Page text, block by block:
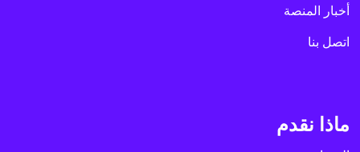
أخبار المنصة
اتصل بنا
ماذا نقدم